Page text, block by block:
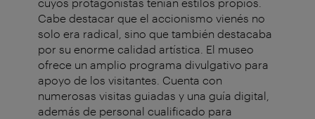
Cabe destacar que el accionismo vienés no
solo era radical, sino que también destacaba
por su enorme calidad artística. El museo
ofrece un amplio programa divulgativo para
apoyo de los visitantes. Cuenta con
numerosas visitas guiadas y una guía digital,
además de personal cualificado para